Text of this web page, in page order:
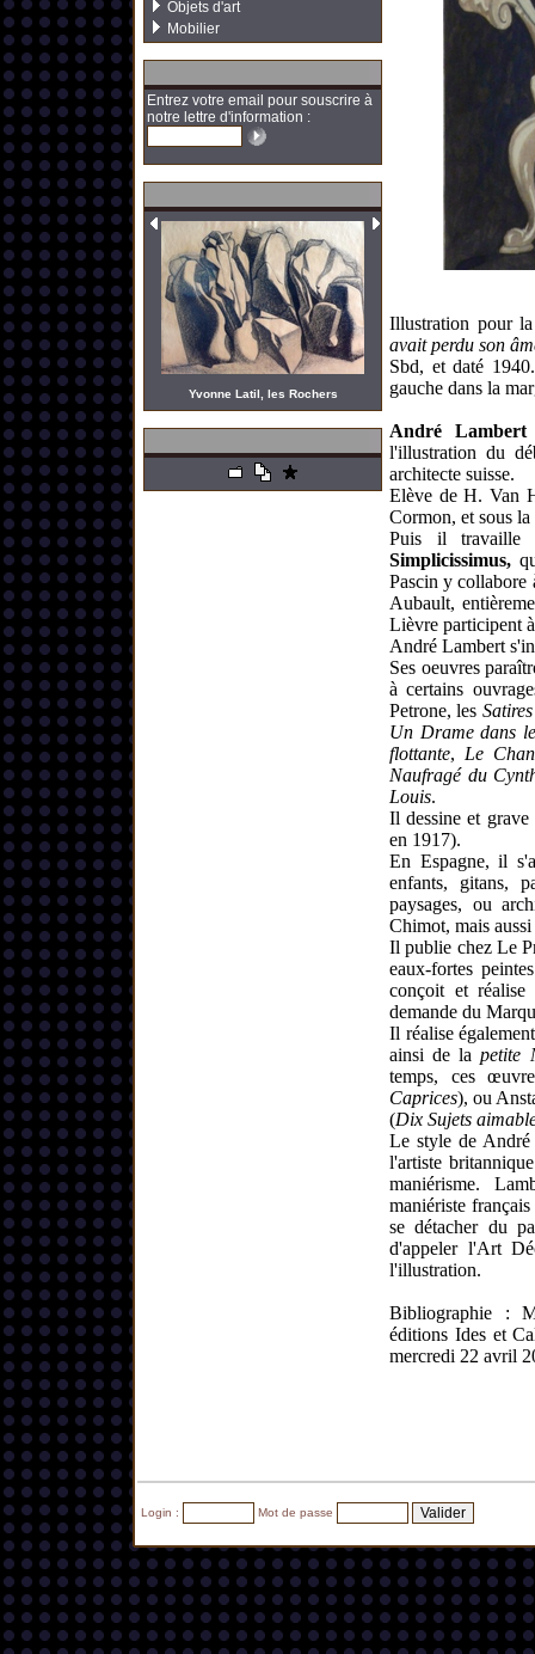
Objets d'art
Mobilier
Entrez votre email pour souscrire à
notre lettre d'information :
Yvonne Latil, les Rochers
Illustration pour
avait perdu son
Sbd, et daté
gauche dans la
André Lambert
l'illustration du
architecte suisse.
Elève de H. Van
Cormon, et sous
Puis il travaille
Simplicissimus,
Pascin y
Aubault,
Lièvre participent
André Lambert
Ses oeuvres
à certains
Petrone, les Satires
Un Drame dans
flottante, Le
Naufragé du
Louis.
Il dessine et
en 1917).
En Espagne, il
enfants, gitans,
paysages, ou
Chimot, mais
Il publie chez Le
eaux-fortes
conçoit et réalise
demande du
Il réalise
ainsi delapetite
temps, ces
Caprices), ou
(Dix Sujets
Le style de André
l'artiste
maniérisme.
maniériste
se détacher du
d'appeler l'Art
l'illustration.
Bibliographie :
éditions Ides et
mercredi 22 avril
Login : Mot de passe